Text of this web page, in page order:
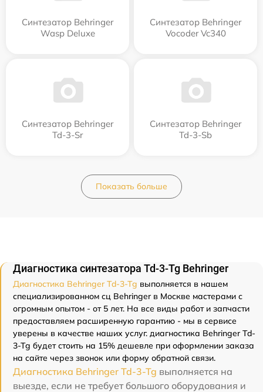
Синтезатор Behringer
Wasp Deluxe
Синтезатор Behringer
Vocoder Vc340
Синтезатор Behringer
Td-3-Sr
Синтезатор Behringer
Td-3-Sb
Показать больше
Диагностика синтезатора Td-3-Tg Behringer
Диагностика Behringer Td-3-Tg выполняется в нашем
специализированном сц Behringer в Москве мастерами с
огромным опытом - от 5 лет. На все виды работ и запчасти
предоставляем расширенную гарантию - мы в сервисе
уверены в качестве наших услуг. диагностика Behringer Td-
3-Tg будет стоить на 15% дешевле при оформлении заказа
на сайте через звонок или форму обратной связи.
Диагностика Behringer Td-3-Tg выполняется на
выезде, если не требует большого оборудования и